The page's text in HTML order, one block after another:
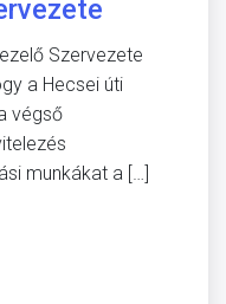
Szervezete
a Hecsei úti
végső
munkákat a […]